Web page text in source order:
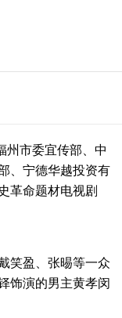
市委宜传部、中
、宁德华越投资有
革命题材电视剧
笑盈、张晹等一众
饰演的男主黄孝闵